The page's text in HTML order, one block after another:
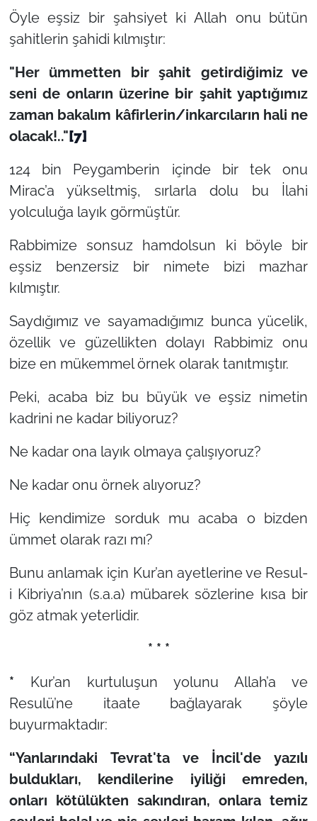
Öyle eşsiz bir şahsiyet ki Allah onu bütün
şahitlerin şahidi kılmıştır:
"Her ümmetten bir şahit getirdiğimiz ve
seni de onların üzerine bir şahit yaptığımız
zaman bakalım kâfirlerin/inkarcıların hali ne
olacak!.."[7]
124 bin Peygamberin içinde bir tek onu
Mirac’a yükseltmiş, sırlarla dolu bu İlahi
yolculuğa layık görmüştür.
Rabbimize sonsuz hamdolsun ki böyle bir
eşsiz benzersiz bir nimete bizi mazhar
kılmıştır.
Saydığımız ve sayamadığımız bunca yücelik,
özellik ve güzellikten dolayı Rabbimiz onu
bize en mükemmel örnek olarak tanıtmıştır.
Peki, acaba biz bu büyük ve eşsiz nimetin
kadrini ne kadar biliyoruz?
Ne kadar ona layık olmaya çalışıyoruz?
Ne kadar onu örnek alıyoruz?
Hiç kendimize sorduk mu acaba o bizden
ümmet olarak razı mı?
Bunu anlamak için Kur’an ayetlerine ve Resul-
i Kibriya’nın (s.a.a) mübarek sözlerine kısa bir
göz atmak yeterlidir.
* * *
* Kur’an kurtuluşun yolunu Allah’a ve
Resulü’ne itaate bağlayarak şöyle
buyurmaktadır:
“Yanlarındaki Tevrat'ta ve İncil'de yazılı
buldukları, kendilerine iyiliği emreden,
onları kötülükten sakındıran, onlara temiz